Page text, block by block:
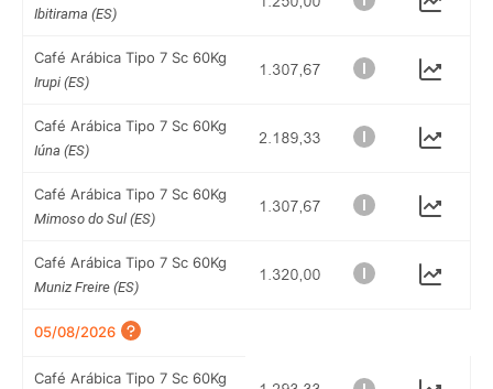
Ibitirama (ES)
Café Arábica Tipo 7 Sc 60Kg
Irupi (ES)
Café Arábica Tipo 7 Sc 60Kg
Iúna (ES)
Café Arábica Tipo 7 Sc 60Kg
Mimoso do Sul (ES)
Café Arábica Tipo 7 Sc 60Kg
Muniz Freire (ES)
05/08/2026
Café Arábica Tipo 7 Sc 60Kg